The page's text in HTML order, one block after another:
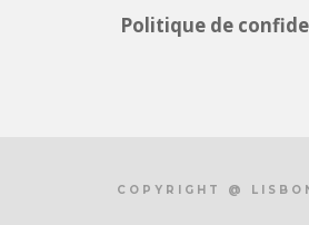
Politique de
COPYRIGHT @